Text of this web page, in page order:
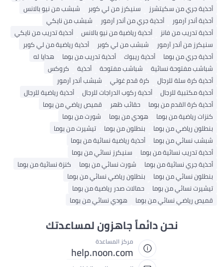
أحذية جري من سكيتشرز
سنيكرز من لي كوبر
شبشب من نيو بالانس
أحذية أندر آرمور
أحذية جري من أندر آرمور
شبشب من نايكي
أحذية تدريب من فانز
أحذية رياضية من نيو بالانس
أحذية تدريب من نايكي
سنيكرز من أندر آرمور
شبشب من لي كوبر
أحذية رياضية من لي كوبر
أحذية جري من بوما
أحذية ريبوك أحذية تدريب من بوما
هدايا له
شباشب مفتوحة نسائية
شباشب مفتوحة أحذية
كروكس
أحذية كرة سلة للرجال
كرة قدم غوتي
شبشب أندر آرمور
أحذية مكتبية للرجال
أحذية ركوب الدراجات للرجال
أحذية رياضية للرجال
أحذية كرة القدم من بوما
حقائب ظهر
قميص رياضي من بوما
كنزات رياضية من بوما
هودي من بوما
شورت من بوما
بنطلون رياضي من بوما
بنطلون من بوما
تيشيرت من بوما
شبشب نسائي من بوما
أحذية رياضية نسائية من بوما
أحذية تدريب نسائية من بوما
سنيكرز نسائي من بوما
أحذية جري نسائية من بوما
شورت نسائي من بوما
كنزة نسائية من بوما
بنطلون نسائي من بوما
بنطلون رياضي نسائي من بوما
تيشيرت نسائي من بوما
حمالات صدر رياضية من بوما
قميص رياضي نسائي من بوما
هودي نسائي من بوما
نحن دائماً جاهزون لمساعدتك
مركز المساعدة
help.noon.com